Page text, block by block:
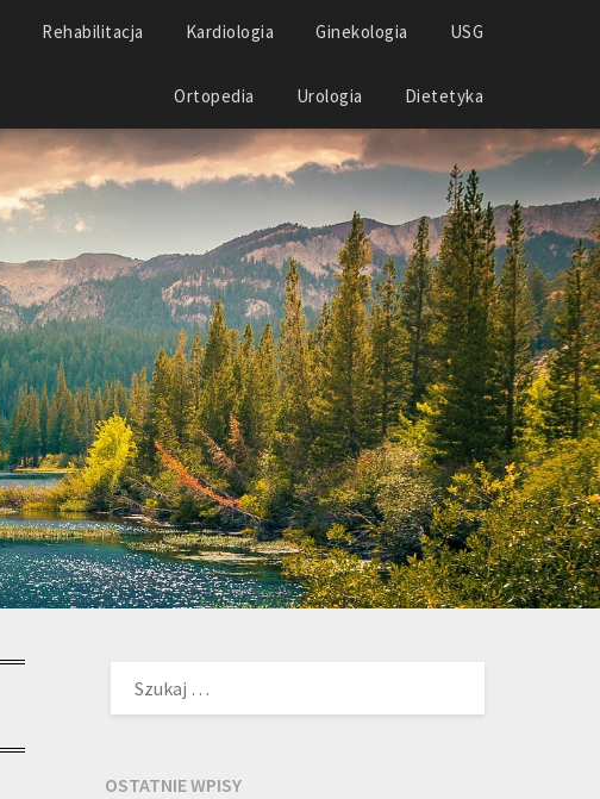
Rehabilitacja Kardiologia Ginekologia USG
Ortopedia Urologia Dietetyka
OSTATNIE WPISY